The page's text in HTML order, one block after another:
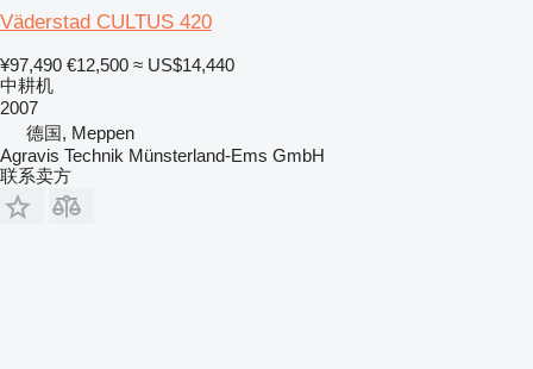
Väderstad CULTUS 420
¥97,490 €12,500 ≈ US$14,440
中耕机
2007
德国, Meppen
Agravis Technik Münsterland-Ems GmbH
联系卖方